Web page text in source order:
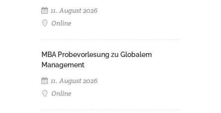
11. August 2026
Online
MBA Probevorlesung zu Globalem
Management
11. August 2026
Online